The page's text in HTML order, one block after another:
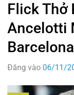
Flick Thở
Ancelotti
Barcelona
Đăng vào 06/11/